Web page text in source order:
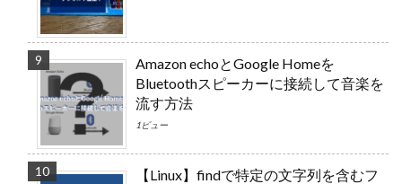
Amazon echoとGoogle Homeを
Bluetoothスピーカーに接続して音楽を
流す方法
1ビュー
【Linux】findで特定の文字列を含むフ